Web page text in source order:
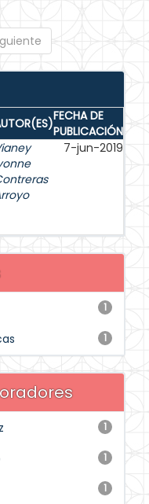
FECHA DE
PUBLICACIÓN
7-jun-2019
1
1
1
1
1